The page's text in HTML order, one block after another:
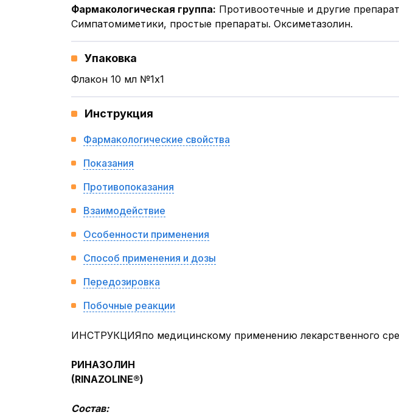
Фармакологическая группа: Противоотечные и другие
Симпатомиметики, простые препараты. Оксиметазолин.
Упаковка
Флакон 10 мл №1x1
Инструкция
Фармакологические свойства
Показания
Противопоказания
Взаимодействие
Особенности применения
Способ применения и дозы
Передозировка
Побочные реакции
ИНСТРУКЦИЯпо медицинскому применению лекарственного
РИНАЗОЛИН
(RINAZOLINE®)
Состав: